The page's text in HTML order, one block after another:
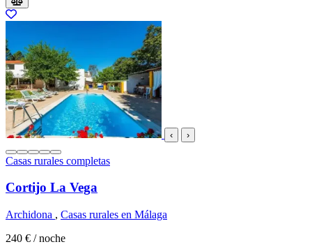
‹ ›
Casas rurales completas
Cortijo La Vega
Archidona , Casas rurales en Málaga
240 € / noche